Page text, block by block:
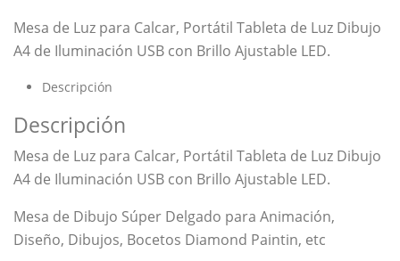
original
era:
20,00 €.
actual
es:
16,00 €.
Mesa de Luz para Calcar, Portátil Tableta de Luz Dibujo
A4 de Iluminación USB con Brillo Ajustable LED.
Descripción
Descripción
Mesa de Luz para Calcar, Portátil Tableta de Luz Dibujo
A4 de Iluminación USB con Brillo Ajustable LED.
Mesa de Dibujo Súper Delgado para Animación,
Diseño, Dibujos, Bocetos Diamond Paintin, etc